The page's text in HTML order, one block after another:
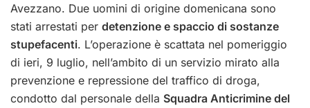
Avezzano. Due uomini di origine domenicana sono
stati arrestati per detenzione e spaccio di sostanze
stupefacenti. L’operazione è scattata nel pomeriggio
di ieri, 9 luglio, nell’ambito di un servizio mirato alla
prevenzione e repressione del traffico di droga,
condotto dal personale della Squadra Anticrimine del